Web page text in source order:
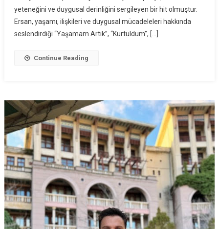
yeteneğini ve duygusal derinliğini sergileyen bir hit olmuştur.
Ersan, yaşamı, ilişkileri ve duygusal mücadeleleri hakkında
seslendirdiği “Yaşamam Artık”, “Kurtuldum”, […]
Continue Reading